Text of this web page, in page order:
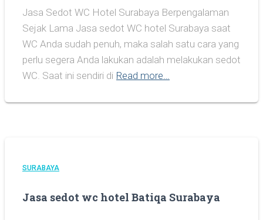
Jasa Sedot WC Hotel Surabaya Berpengalaman
Sejak Lama Jasa sedot WC hotel Surabaya saat
WC Anda sudah penuh, maka salah satu cara yang
perlu segera Anda lakukan adalah melakukan sedot
WC. Saat ini sendiri di Read more…
SURABAYA
Jasa sedot wc hotel Batiqa Surabaya